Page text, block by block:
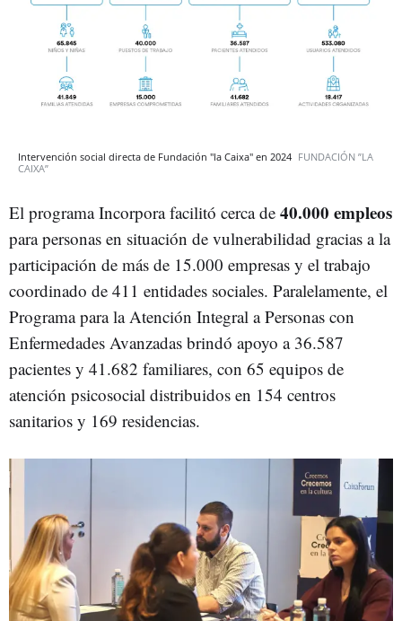
Intervención social directa de Fundación "la Caixa" en 2024 FUNDACIÓN ”LA
CAIXA”
El programa Incorpora facilitó cerca de 40.000 empleos
para personas en situación de vulnerabilidad gracias a la
participación de más de 15.000 empresas y el trabajo
coordinado de 411 entidades sociales. Paralelamente, el
Programa para la Atención Integral a Personas con
Enfermedades Avanzadas brindó apoyo a 36.587
pacientes y 41.682 familiares, con 65 equipos de
atención psicosocial distribuidos en 154 centros
sanitarios y 169 residencias.